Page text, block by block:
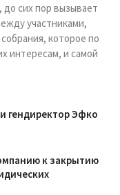
сих пор вызывает
участниками,
которое по
интересам, и самой
гендиректор Эфко
к закрытию